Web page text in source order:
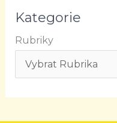
Kategorie
Rubriky